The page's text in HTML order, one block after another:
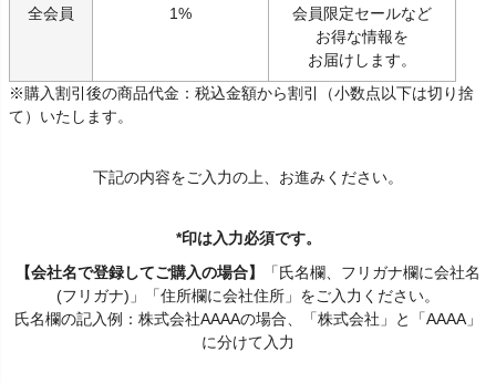
全会員 1%
会員限定セールなど
お得な情報を
お届けします。
※購入割引後の商品代金：税込金額から割引（小数点以下は切り捨
て）いたします。
下記の内容をご入力の上、お進みください。
*印は入力必須です。
【会社名で登録してご購入の場合】
「氏名欄、フリガナ欄に会社名
(フリガナ)」「住所欄に会社住所」をご入力ください。
氏名欄の記入例：株式会社AAAAの場合、「株式会社」と「AAAA」
に分けて入力